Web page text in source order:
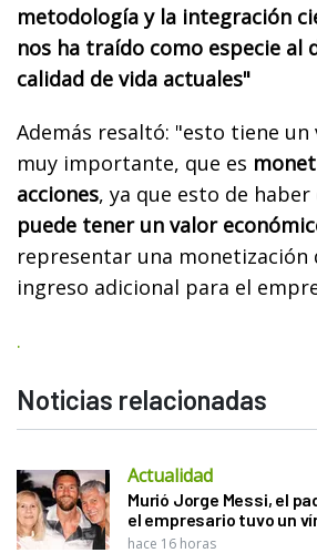
metodología y la integración
nos ha traído como especie al
calidad de vida actuales"
Además resaltó: "esto tiene un
muy importante, que es
acciones, ya que esto de
puede tener un valor
representar una monetización
ingreso adicional para el
.
Noticias relacionadas
Actualidad
Murió Jorge Messi, el
el empresario tuvo un
hace 16 horas